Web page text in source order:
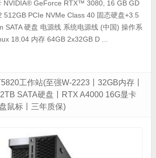
NVIDIA® GeForce RTX™ 3080, 16 GB GD
512GB PCIe NVMe Class 40 固态硬盘+3.5
SATA 硬盘 电源线 系统电源线 (中国) 操作系
18.04 内存 64GB 2x32GB D ...
工作站(至强W-2223丨32GB内存丨
SATA硬盘丨RTX A4000 16G显卡
鼠标丨三年质保)